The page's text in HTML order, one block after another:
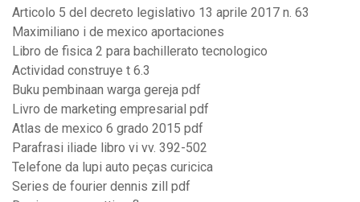
Articolo 5 del decreto legislativo 13 aprile 2017 n. 63
Maximiliano i de mexico aportaciones
Libro de fisica 2 para bachillerato tecnologico
Actividad construye t 6.3
Buku pembinaan warga gereja pdf
Livro de marketing empresarial pdf
Atlas de mexico 6 grado 2015 pdf
Parafrasi iliade libro vi vv. 392-502
Telefone da lupi auto peças curicica
Series de fourier dennis zill pdf